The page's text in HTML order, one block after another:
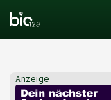
Anzeige